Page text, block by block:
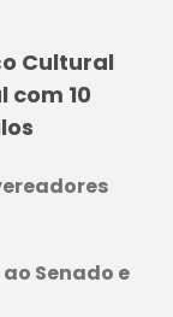
Cultural
com 10
Senado e